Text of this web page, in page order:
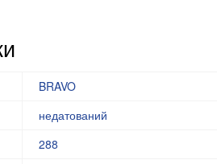
BRAVO
недатований
288